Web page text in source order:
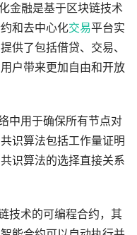
金融是基于区块链技术
和去中心化交易平台实
供了包括借贷、交易、
户带来更加自由和开放
中用于确保所有节点对
识算法包括工作量证明
识算法的选择直接关系
技术的可编程合约，其